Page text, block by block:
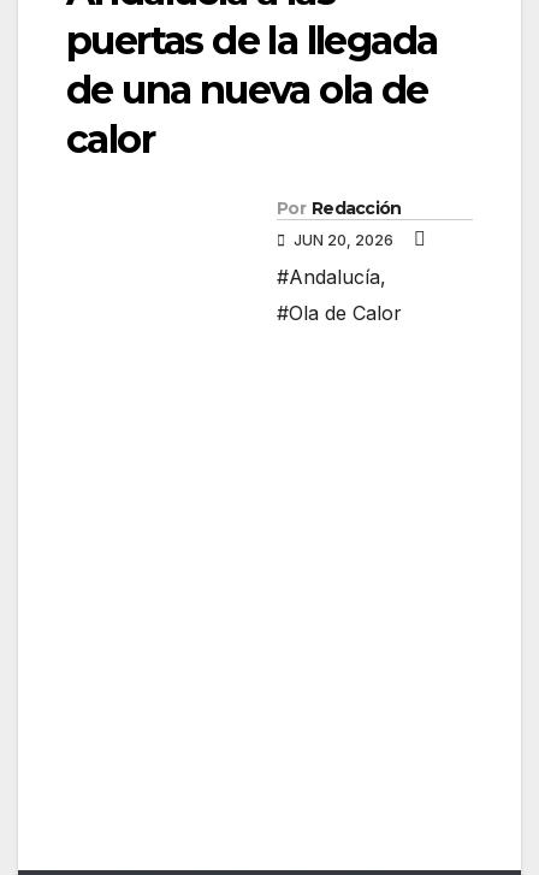
puertas de la llegada
de una nueva ola de
calor
Por Redacción
JUN 20, 2026
#Andalucía,
#Ola de Calor